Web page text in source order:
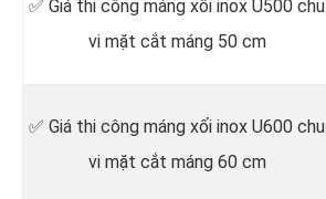
✅ Giá thi công máng xối inox U500 chu
vi mặt cắt máng 50 cm
✅ Giá thi công máng xối inox U600 chu
vi mặt cắt máng 60 cm